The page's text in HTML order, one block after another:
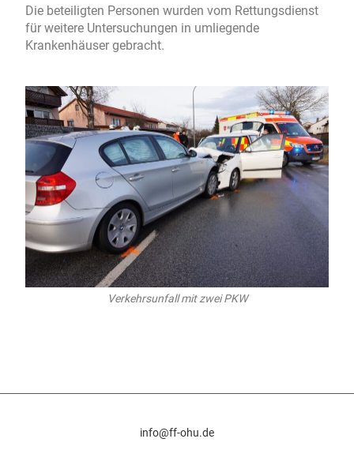
Die beteiligten Personen wurden vom Rettungsdienst
für weitere Untersuchungen in umliegende
Krankenhäuser gebracht.
Verkehrsunfall mit zwei PKW
info@ff-ohu.de